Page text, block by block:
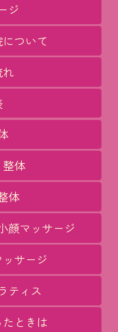
ジ
ついて
体
体
顔マッサージ
サージ
ティス
ときは